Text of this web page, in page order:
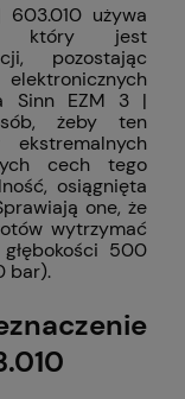
używa
który jest
pozostając
Sinn EZM 3 |
żeby ten
cech tego
osiągnięta
one, że
wytrzymać
500
bar).